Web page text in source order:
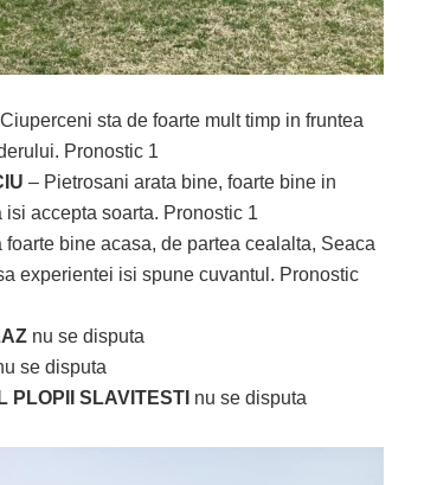
sta de foarte mult timp in fruntea
Pronostic 1
– Pietrosani arata bine, foarte bine in
accepta soarta. Pronostic 1
bine acasa, de partea cealalta, Seaca
experientei isi spune cuvantul. Pronostic
nu se disputa
se disputa
PLOPII SLAVITESTI nu se disputa